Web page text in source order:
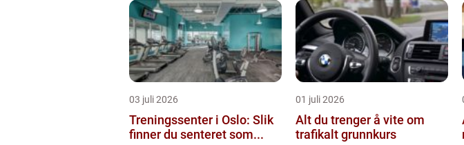
03 juli 2026
Treningssenter i Oslo: Slik
finner du senteret som...
01 juli 2026
Alt du trenger å vite om
trafikalt grunnkurs